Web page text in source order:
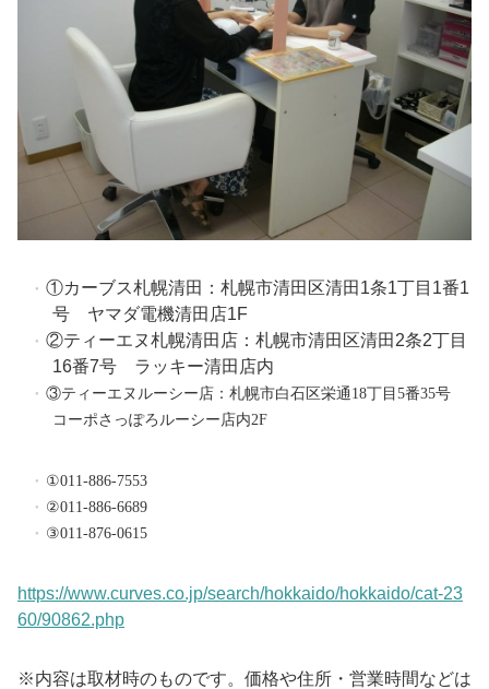
①カーブス札幌清田：札幌市清田区清田 1条1丁目 1番1
号 ヤマダ電機清田店1F
②ティーエヌ札幌清田店：札幌市清田区清田 2条2丁目
16番7号 ラッキー清田店内
③ティーエヌルーシー店：札幌市白石区栄通 18丁目 5番35号
コーポさっぽろルーシー店内2F
①011-886-7553
②011-886-6689
③011-876-0615
https://www.curves.co.jp/search/hokkaido/hokkaido/cat-23
60/90862.php
※内容は取材時のものです。価格や住所・営業時間などは